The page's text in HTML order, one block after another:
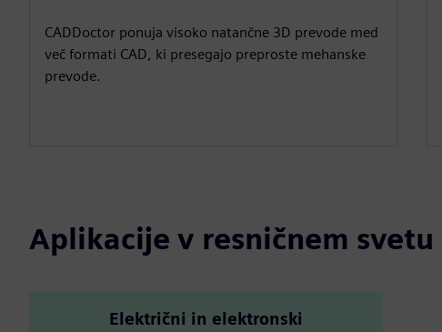
CADDoctor ponuja visoko natančne 3D prevode med
več formati CAD, ki presegajo preproste mehanske
prevode.
Aplikacije v resničnem svetu
Električni in elektronski